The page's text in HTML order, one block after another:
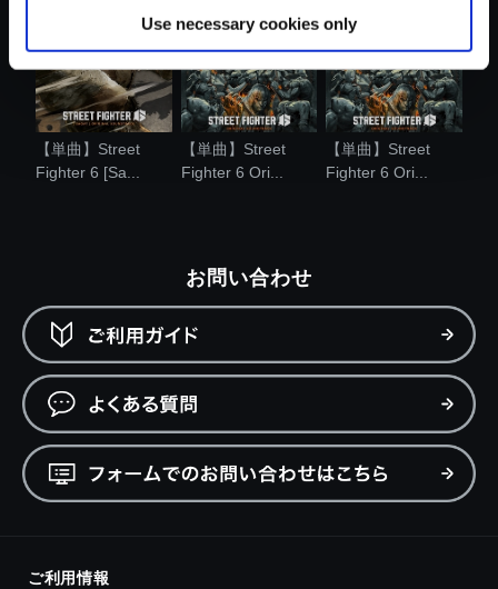
Use necessary cookies only
【単曲】Street
Fighter 6 [Sa...
【単曲】Street
Fighter 6 Ori...
【単曲】Street
Fighter 6 Ori...
お問い合わせ
ご利用情報